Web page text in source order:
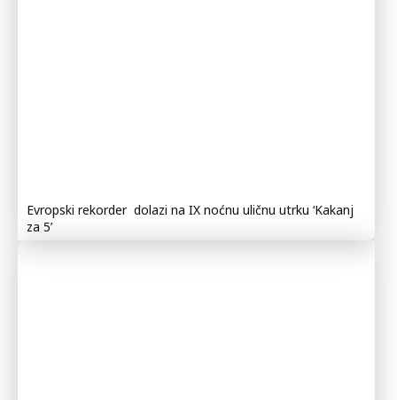
Evropski rekorder dolazi na IX noćnu uličnu utrku ‘Kakanj
za 5’